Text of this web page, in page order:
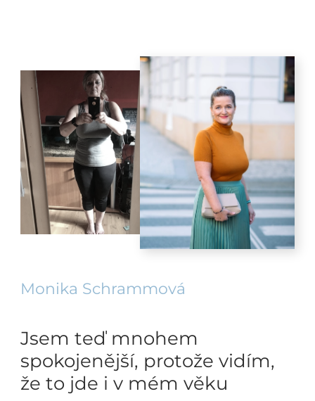
Monika Schrammová
Jsem teď mnohem
spokojenější, protože vidím,
že to jde i v mém věku